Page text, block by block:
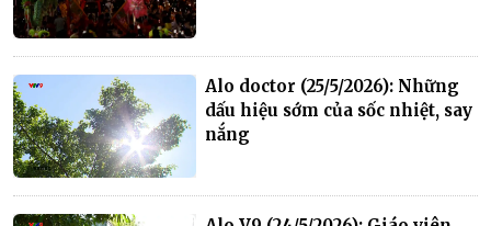
Alo doctor (25/5/2026): Những
dấu hiệu sớm của sốc nhiệt, say
nắng